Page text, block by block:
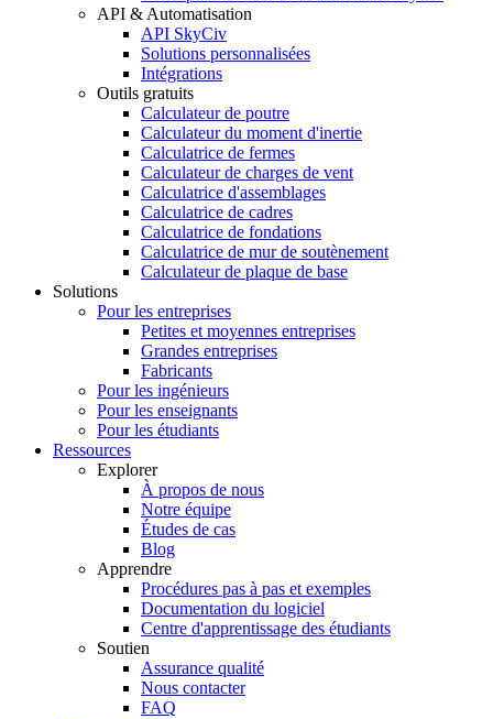
API & Automatisation
API SkyCiv
Solutions personnalisées
Intégrations
Outils gratuits
Calculateur de poutre
Calculateur du moment d'inertie
Calculatrice de fermes
Calculateur de charges de vent
Calculatrice d'assemblages
Calculatrice de cadres
Calculatrice de fondations
Calculatrice de mur de soutènement
Calculateur de plaque de base
Solutions
Pour les entreprises
Petites et moyennes entreprises
Grandes entreprises
Fabricants
Pour les ingénieurs
Pour les enseignants
Pour les étudiants
Ressources
Explorer
À propos de nous
Notre équipe
Études de cas
Blog
Apprendre
Procédures pas à pas et exemples
Documentation du logiciel
Centre d'apprentissage des étudiants
Soutien
Assurance qualité
Nous contacter
FAQ